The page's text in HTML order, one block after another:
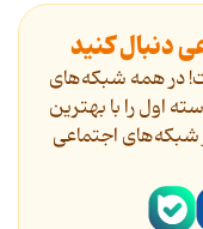
دنبال کنید
در همه شبکه‌های
اول را با بهترین
شبکه‌های اجتماعی